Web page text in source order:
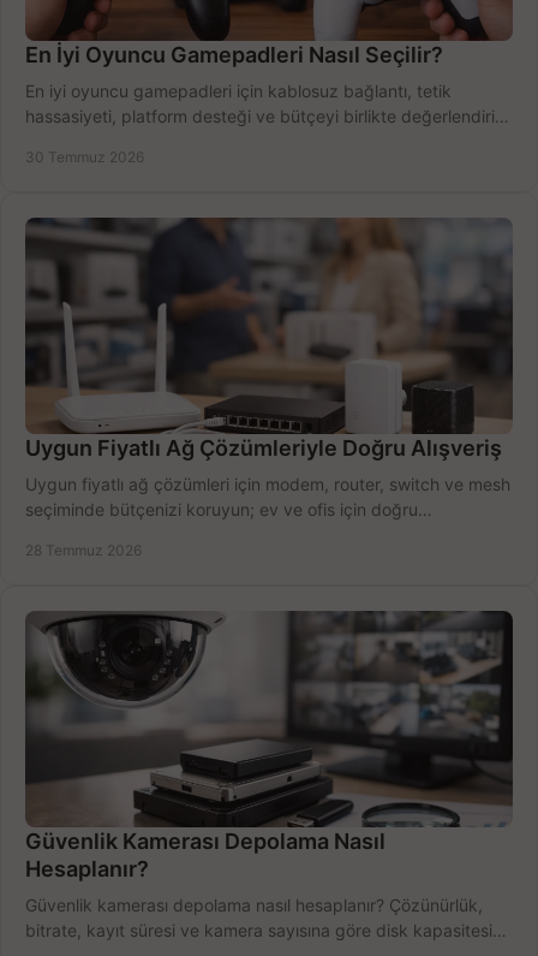
En İyi Oyuncu Gamepadleri Nasıl Seçilir?
En iyi oyuncu gamepadleri için kablosuz bağlantı, tetik
hassasiyeti, platform desteği ve bütçeyi birlikte değerlendirin;
30 Temmuz 2026
Uygun Fiyatlı Ağ Çözümleriyle Doğru Alışveriş
Uygun fiyatlı ağ çözümleri için modem, router, switch ve mesh
seçiminde bütçenizi koruyun; ev ve ofis için doğru
28 Temmuz 2026
Güvenlik Kamerası Depolama Nasıl
Hesaplanır?
Güvenlik kamerası depolama nasıl hesaplanır? Çözünürlük,
bitrate, kayıt süresi ve kamera sayısına göre disk kapasitesini